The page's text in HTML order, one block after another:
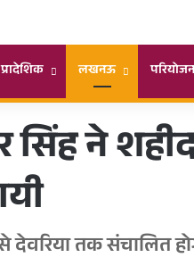
प्रादेशिक लखनऊ
सिंह ने
तक संचालित